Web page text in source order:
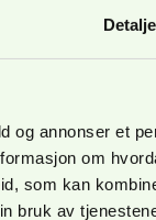
og annonser et
om
som kan
bruk av